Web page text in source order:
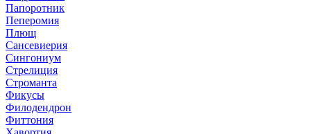
Папоротник
Пеперомия
Плющ
Сансевиерия
Сингониум
Стрелиция
Строманта
Фикусы
Филодендрон
Фиттония